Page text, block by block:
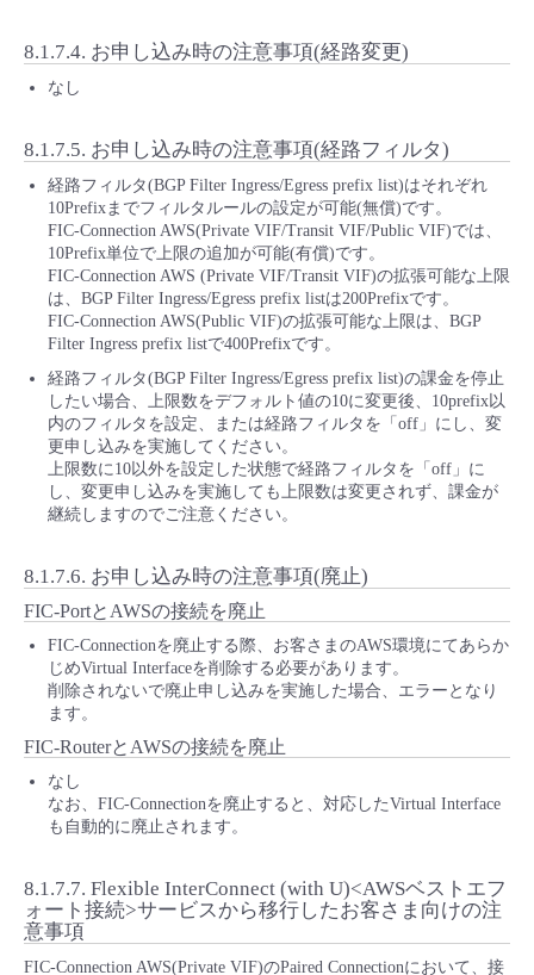
8.1.7.4. お申し込み時の注意事項(経路変更)
なし
8.1.7.5. お申し込み時の注意事項(経路フィルタ)
経路フィルタ(BGP Filter Ingress/Egress prefix list)はそれぞれ
10Prefixまでフィルタルールの設定が可能(無償)です。
FIC-Connection AWS(Private VIF/Transit VIF/Public VIF)では、
10Prefix単位で上限の追加が可能(有償)です。
FIC-Connection AWS (Private VIF/Transit VIF)の拡張可能な上限
は、BGP Filter Ingress/Egress prefix listは200Prefixです。
FIC-Connection AWS(Public VIF)の拡張可能な上限は、BGP
Filter Ingress prefix listで400Prefixです。
経路フィルタ(BGP Filter Ingress/Egress prefix list)の課金を停止
したい場合、上限数をデフォルト値の10に変更後、10prefix以
内のフィルタを設定、または経路フィルタを「off」にし、変
更申し込みを実施してください。
上限数に10以外を設定した状態で経路フィルタを「off」に
し、変更申し込みを実施しても上限数は変更されず、課金が
継続しますのでご注意ください。
8.1.7.6. お申し込み時の注意事項(廃止)
FIC-PortとAWSの接続を廃止
FIC-Connectionを廃止する際、お客さまのAWS環境にてあらか
じめVirtual Interfaceを削除する必要があります。
削除されないで廃止申し込みを実施した場合、エラーとなり
ます。
FIC-RouterとAWSの接続を廃止
なし
なお、FIC-Connectionを廃止すると、対応したVirtual Interface
も自動的に廃止されます。
8.1.7.7. Flexible InterConnect (with U)<AWSベストエフ
ォート接続>サービスから移行したお客さま向けの注
意事項
FIC-Connection AWS(Private VIF)のPaired Connectionにおいて、接